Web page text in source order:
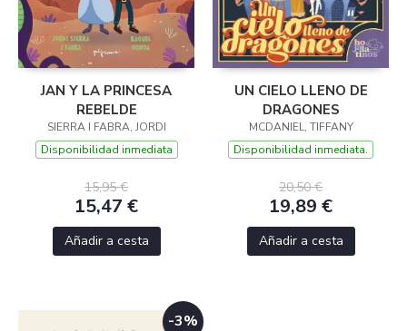
JAN Y LA PRINCESA
REBELDE
SIERRA I FABRA, JORDI
Disponibilidad inmediata
15,95 €
15,47 €
Añadir a cesta
UN CIELO LLENO DE
DRAGONES
MCDANIEL, TIFFANY
Disponibilidad inmediata.
20,50 €
19,89 €
Añadir a cesta
-3%